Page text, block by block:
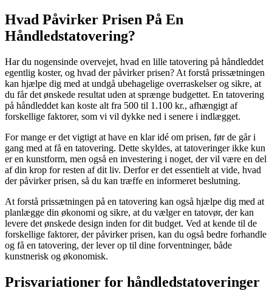
Hvad Påvirker Prisen På En
Håndledstatovering?
Har du nogensinde overvejet, hvad en lille tatovering på håndleddet
egentlig koster, og hvad der påvirker prisen? At forstå prissætningen
kan hjælpe dig med at undgå ubehagelige overraskelser og sikre, at
du får det ønskede resultat uden at sprænge budgettet. En tatovering
på håndleddet kan koste alt fra 500 til 1.100 kr., afhængigt af
forskellige faktorer, som vi vil dykke ned i senere i indlægget.
For mange er det vigtigt at have en klar idé om prisen, før de går i
gang med at få en tatovering. Dette skyldes, at tatoveringer ikke kun
er en kunstform, men også en investering i noget, der vil være en del
af din krop for resten af dit liv. Derfor er det essentielt at vide, hvad
der påvirker prisen, så du kan træffe en informeret beslutning.
At forstå prissætningen på en tatovering kan også hjælpe dig med at
planlægge din økonomi og sikre, at du vælger en tatovør, der kan
levere det ønskede design inden for dit budget. Ved at kende til de
forskellige faktorer, der påvirker prisen, kan du også bedre forhandle
og få en tatovering, der lever op til dine forventninger, både
kunstnerisk og økonomisk.
Prisvariationer for håndledstatoveringer